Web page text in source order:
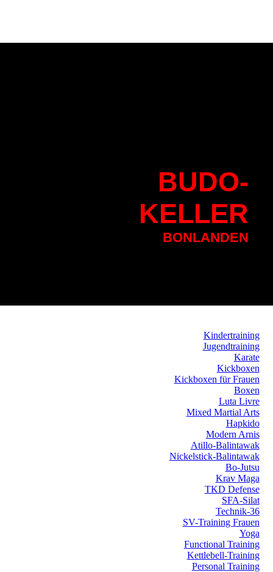
BUDO-
KELLER
BONLANDEN
Kindertraining
Jugendtraining
Karate
Kickboxen
Kickboxen für Frauen
Boxen
Luta Livre
Mixed Martial Arts
Hapkido
Modern Arnis
Atillo-Balintawak
Nickelstick-Balintawak
Bo-Jutsu
Krav Maga
TKD Defense
SFA-Silat
Technik-36
SV-Training Frauen
Yoga
Functional Training
Kettlebell-Training
Personal Training